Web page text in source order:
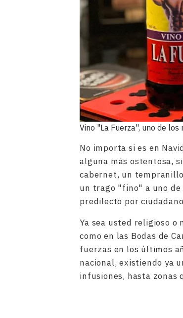
Vino "La Fuerza", uno de
No importa si es en
alguna más ostentosa,
cabernet, un
un trago "fino" a uno de
predilecto por
Ya sea usted religioso o
como en las Bodas de
fuerzas en los últimos
nacional, existiendo ya
infusiones, hasta zonas